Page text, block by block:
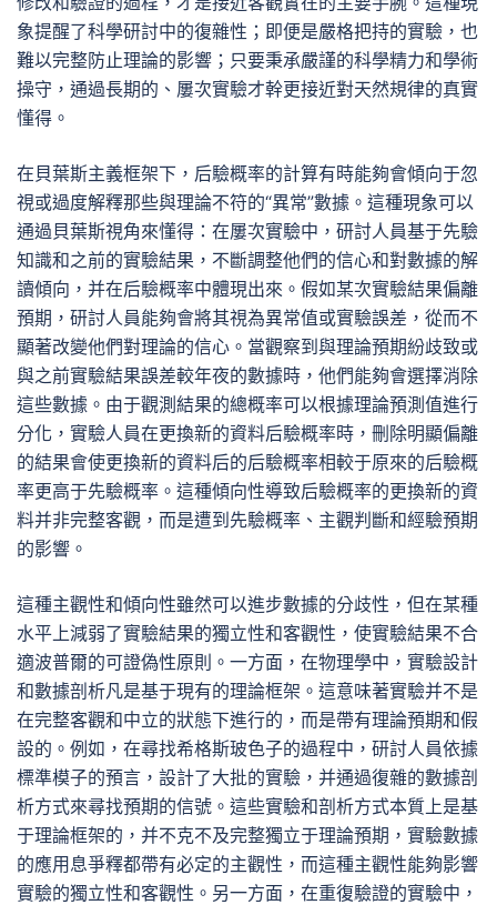
象提醒了科學研討中的復雜性；即便是嚴格把持的實驗，也
難以完整防止理論的影響；只要秉承嚴謹的科學精力和學術
操守，通過長期的、屢次實驗才幹更接近對天然規律的真實
懂得。
在貝葉斯主義框架下，后驗概率的計算有時能夠會傾向于忽
視或過度解釋那些與理論不符的“異常”數據。這種現象可以
通過貝葉斯視角來懂得：在屢次實驗中，研討人員基于先驗
知識和之前的實驗結果，不斷調整他們的信心和對數據的解
讀傾向，并在后驗概率中體現出來。假如某次實驗結果偏離
預期，研討人員能夠會將其視為異常值或實驗誤差，從而不
顯著改變他們對理論的信心。當觀察到與理論預期紛歧致或
與之前實驗結果誤差較年夜的數據時，他們能夠會選擇消除
這些數據。由于觀測結果的總概率可以根據理論預測值進行
分化，實驗人員在更換新的資料后驗概率時，刪除明顯偏離
的結果會使更換新的資料后的后驗概率相較于原來的后驗概
率更高于先驗概率。這種傾向性導致后驗概率的更換新的資
料并非完整客觀，而是遭到先驗概率、主觀判斷和經驗預期
的影響。
這種主觀性和傾向性雖然可以進步數據的分歧性，但在某種
水平上減弱了實驗結果的獨立性和客觀性，使實驗結果不合
適波普爾的可證偽性原則。一方面，在物理學中，實驗設計
和數據剖析凡是基于現有的理論框架。這意味著實驗并不是
在完整客觀和中立的狀態下進行的，而是帶有理論預期和假
設的。例如，在尋找希格斯玻色子的過程中，研討人員依據
標準模子的預言，設計了大批的實驗，并通過復雜的數據剖
析方式來尋找預期的信號。這些實驗和剖析方式本質上是基
于理論框架的，并不克不及完整獨立于理論預期，實驗數據
的應用息爭釋都帶有必定的主觀性，而這種主觀性能夠影響
實驗的獨立性和客觀性。另一方面，在重復驗證的實驗中，